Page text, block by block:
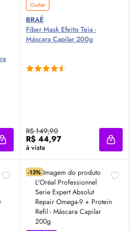
Adicionar à sacola
Outlet
BRAÉ
Fiber Mask Efeito Teia -
Máscara Capilar 200g
R$ 149,90
R$ 44,97
à vista
-13%